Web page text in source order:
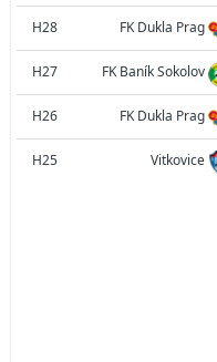
H28 FK Dukla Prag
H27 FK Baník Sokolov
H26 FK Dukla Prag
H25 Vitkovice